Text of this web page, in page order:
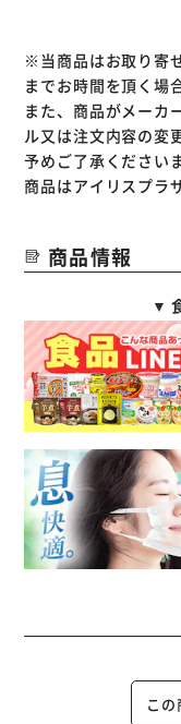
◆クロックス製品に
クロックス商品は『
に流し込む一体型で
程上、同一商品の同
ございます。
＊商品によっては、
不良品では御座いま
伸ばすことで長さを
一度伸ばすと元に戻
了承ください。
※当商品はお取り寄
までお時間を頂く場
また、商品がメーカ
ル又は注文内容の変
予めご了承ください
商品はアイリスプラ
商品情報
▼
こ